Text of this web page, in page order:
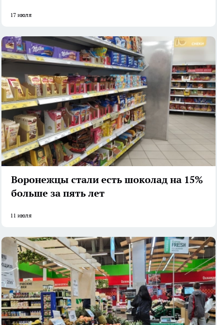
17 июля
Воронежцы стали есть шоколад на 15%
больше за пять лет
11 июля